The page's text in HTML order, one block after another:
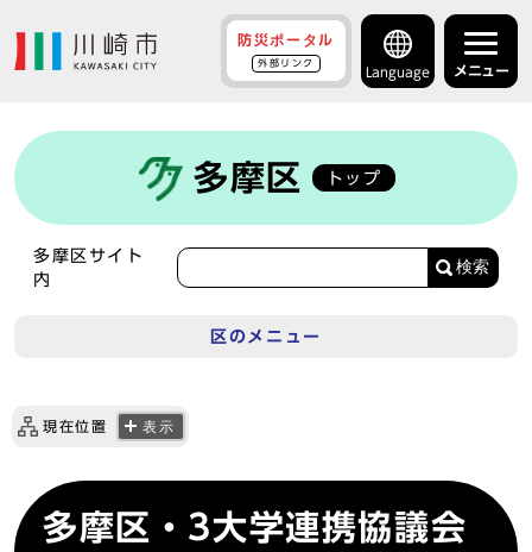
防災ポータル
外部リンク
Language メニュー
多摩区 トップ
多摩区サイト
内
検索
区のメニュー
現在位置 表示
多摩区・3大学連携協議会